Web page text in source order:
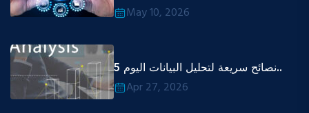
May 10, 2026
5 نصائح سريعة لتحليل البيانات اليوم..
Apr 27, 2026